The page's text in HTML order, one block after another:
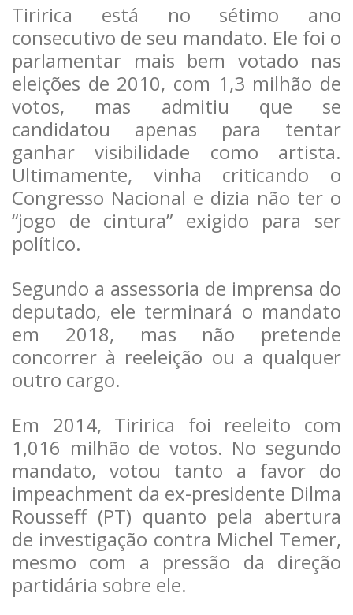
Tiririca está no sétimo ano
consecutivo de seu mandato. Ele foi o
parlamentar mais bem votado nas
eleições de 2010, com 1,3 milhão de
votos, mas admitiu que se
candidatou apenas para tentar
ganhar visibilidade como artista.
Ultimamente, vinha criticando o
Congresso Nacional e dizia não ter o
“jogo de cintura” exigido para ser
político.
Segundo a assessoria de imprensa do
deputado, ele terminará o mandato
em 2018, mas não pretende
concorrer à reeleição ou a qualquer
outro cargo.
Em 2014, Tiririca foi reeleito com
1,016 milhão de votos. No segundo
mandato, votou tanto a favor do
impeachment da ex-presidente Dilma
Rousseff (PT) quanto pela abertura
de investigação contra Michel Temer,
mesmo com a pressão da direção
partidária sobre ele.